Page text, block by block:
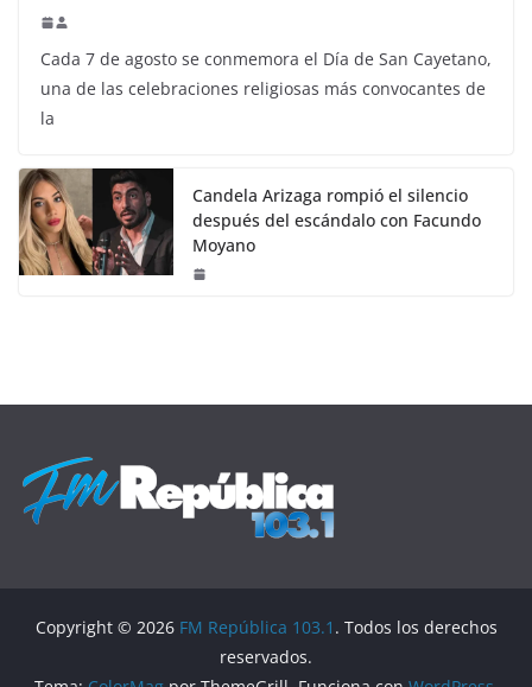
Cada 7 de agosto se conmemora el Día de San Cayetano,
una de las celebraciones religiosas más convocantes de
la
Candela Arizaga rompió el silencio
después del escándalo con Facundo
Moyano
Copyright © 2026 FM República 103.1 . Todos los derechos
reservados.